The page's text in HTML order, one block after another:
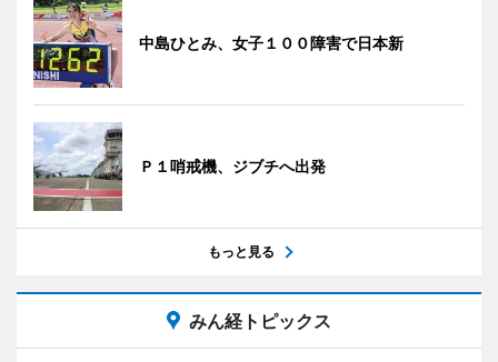
中島ひとみ、女子１００障害で日本新
Ｐ１哨戒機、ジブチへ出発
もっと見る
みん経トピックス